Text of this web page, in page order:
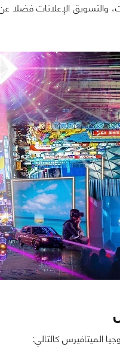
والتسويق الإعلانات فضلا
الميتافيرس كالتالي: